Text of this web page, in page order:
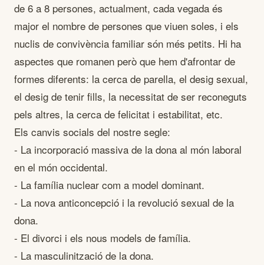
de 6 a 8 persones, actualment, cada vegada és
major el nombre de persones que viuen soles, i els
nuclis de convivència familiar són més petits. Hi ha
aspectes que romanen però que hem d'afrontar de
formes diferents: la cerca de parella, el desig sexual,
el desig de tenir fills, la necessitat de ser reconeguts
pels altres, la cerca de felicitat i estabilitat, etc.
Els canvis socials del nostre segle:
- La incorporació massiva de la dona al món laboral
en el món occidental.
- La família nuclear com a model dominant.
- La nova anticoncepció i la revolució sexual de la
dona.
- El divorci i els nous models de família.
- La masculinització de la dona.